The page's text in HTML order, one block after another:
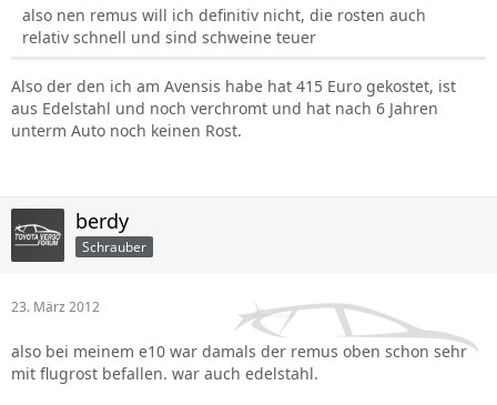
also nen remus will ich definitiv nicht, die rosten auch
relativ schnell und sind schweine teuer
Also der den ich am Avensis habe hat 415 Euro gekostet, ist
aus Edelstahl und noch verchromt und hat nach 6 Jahren
unterm Auto noch keinen Rost.
berdy
Schrauber
23. März 2012
also bei meinem e10 war damals der remus oben schon sehr
mit flugrost befallen. war auch edelstahl.